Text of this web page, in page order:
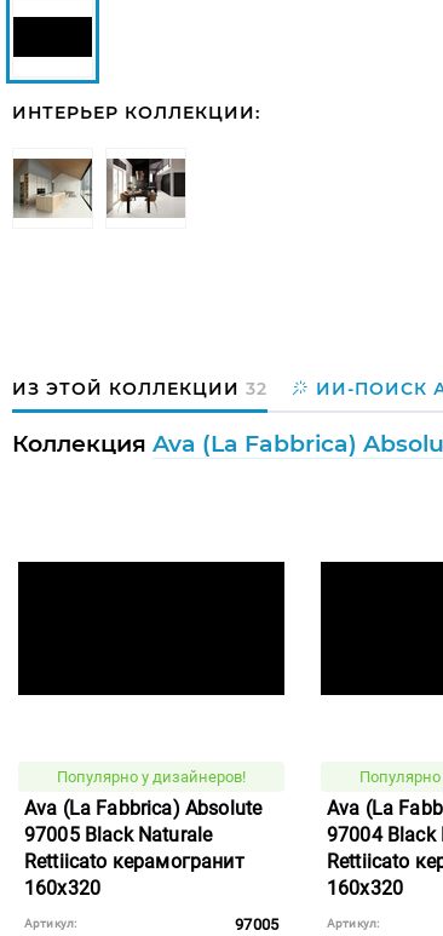
ИНТЕРЬЕР КОЛЛЕКЦИИ:
ИЗ ЭТОЙ КОЛЛЕКЦИИ 32 ИИ-ПОИСК
Коллекция Ava (La Fabbrica)
Популярно у дизайнеров!
Ava (La Fabbrica) Absolute
97005 Black Naturale
Rettiicato керамогранит
160x320
Артикул: 97005
Ava (La
97004 Black
Rettiicato
160x320
Артикул: